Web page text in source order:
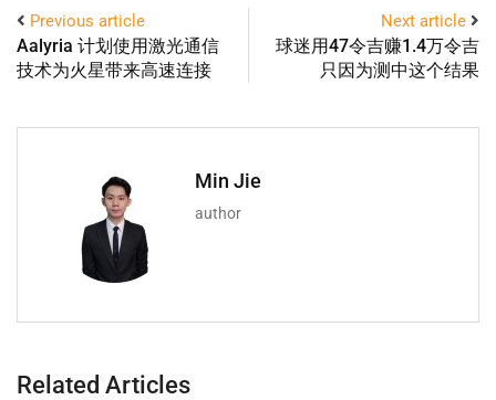
Previous article
Aalyria 计划使用激光通信
技术为火星带来高速连接
Next article
球迷用47令吉赚1.4万令吉
只因为测中这个结果
Min Jie
author
Related Articles